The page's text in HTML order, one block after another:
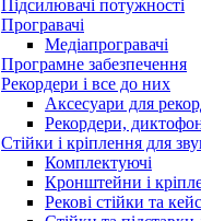
Підсилювачі потужності
Програвачі
Медіапрогравачі
Програмне забезпечення
Рекордери і все до них
Аксесуари для
Рекордери,
Стійки і кріплення для
Комплектуючі
Кронштейни і
Рекові стійки та